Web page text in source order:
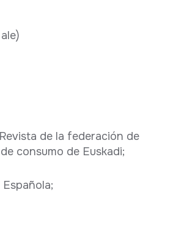
de la federación de
consumo de Euskadi;